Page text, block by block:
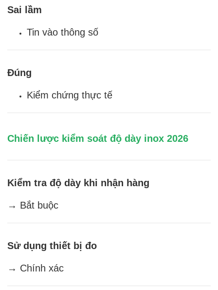
Sai lầm
Tin vào thông số
Đúng
Kiểm chứng thực tế
Chiến lược kiểm soát độ dày inox 2026
Kiểm tra độ dày khi nhận hàng
→ Bắt buộc
Sử dụng thiết bị đo
→ Chính xác